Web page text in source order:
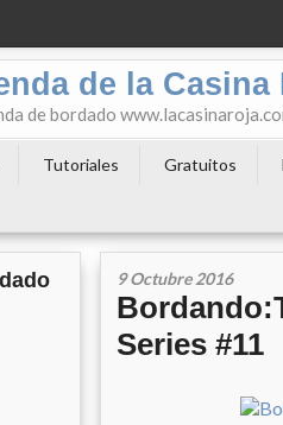
de la Casina
de bordado
Tutoriales Gratuitos
9 Octubre 2016
Series #11